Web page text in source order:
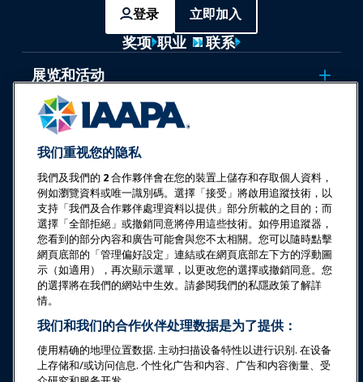
登录 立即加入
奖项 职业
联系
展览和活动
新闻与乐趣世界
教育
安全与保障
倡导
研究与报告
关于IAAPA
我们重视您的隐私
我們及我們的 2合作夥伴會在您的裝置上儲存和存取個人資料，
例如瀏覽資料或唯一識別碼。選擇「接受」將啟用追蹤技術，以
支持「我們及合作夥伴處理資料以提供」部分所載的之目的；而
選擇「全部拒絕」或撤銷同意將停用這些技術。如停用追蹤器，
您看到的部分內容和廣告可能會與您不太相關。您可以隨時點擊
網頁底部的「管理偏好設定」連結或在網頁底部左下方的浮動圖
示（如適用），再次顯示選單，以更改您的選擇或撤銷同意。您
的選擇將在我們的網站中生效。請參閱我們的私隱政策了解詳
情。
我们和我们的合作伙伴处理数据是为了提供：
使用精确的地理位置数据. 主动扫描设备特性以进行识别. 在设备
上存储和/或访问信息. 个性化广告和内容、广告和内容衡量、受